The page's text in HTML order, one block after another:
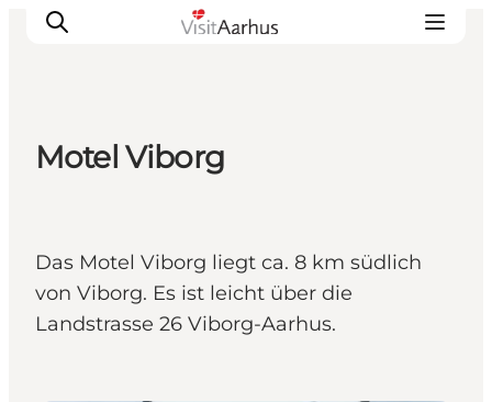
Städte und Regionen
Reiseplanung
Transport
Motel Viborg
Das Motel Viborg liegt ca. 8 km südlich
von Viborg. Es ist leicht über die
Landstrasse 26 Viborg-Aarhus.